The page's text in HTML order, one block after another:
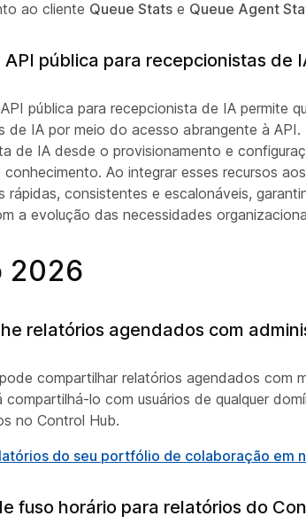
ao cliente Queue Stats e Queue Agent
API pública para recepcionistas de
pública para recepcionista de IA permite
de IA por meio do acesso abrangente à
de IA desde o provisionamento e
Ao integrar esses recursos
rápidas, consistentes e escalonáveis,
a evolução das necessidades
2026
relatórios agendados com
compartilhar relatórios agendados com
lo com usuários de qualquer
no Control Hub.
do seu portfólio de colaboração em
fuso horário para relatórios do